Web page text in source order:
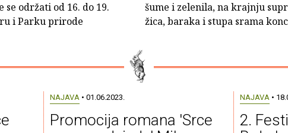
održati od 16. do 19.
i Parku prirode
šume i zelenila, na krajnju
žica, baraka i stupa srama
NAJAVA• 01.06.2023.
Promocija romana 'Srce
NAJAVA•
2.